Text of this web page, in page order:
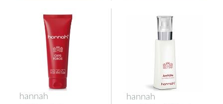
hannah
hannah